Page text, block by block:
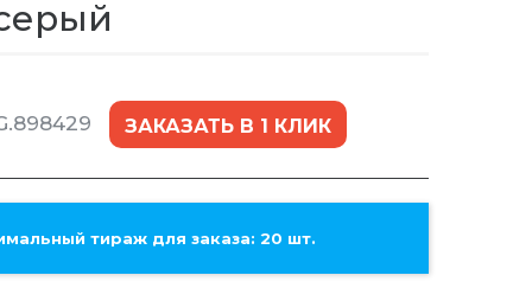
ЗАКАЗАТЬ В 1 КЛИК
тираж для заказа: 20 шт.